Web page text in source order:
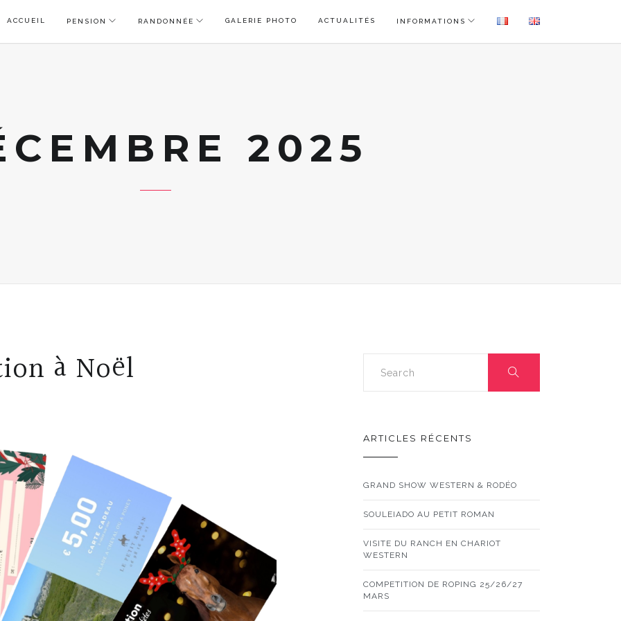
ACCUEIL PENSION RANDONNÉE GALERIE PHOTO ACTUALITÉS INFORMATIONS
2025
à Noël
ARTICLES RÉCENTS
GRAND SHOW WESTERN & RODÉO
SOULEIADO AU PETIT ROMAN
VISITE DU RANCH EN CHARIOT
WESTERN
COMPETITION DE ROPING 25/26/27
MARS